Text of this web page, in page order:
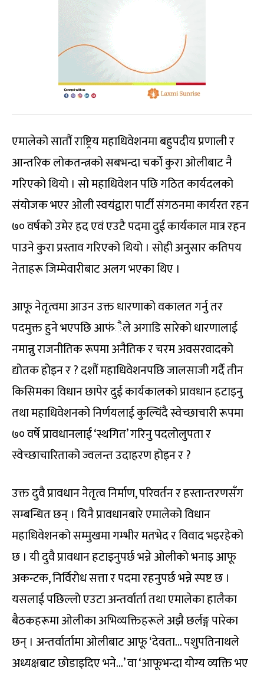
एमालेको सातौं राष्ट्रिय महाधिवेशनमा बहुपदीय प्रणाली र
आन्तरिक लोकतन्त्रको सबभन्दा चर्को कुरा ओलीबाट नै
गरिएको थियो । सो महाधिवेशन पछि गठित कार्यदलको
संयोजक भएर ओली स्वयंद्वारा पार्टी संगठनमा कार्यरत रहन
७० वर्षको उमेर हद एवं एउटै पदमा दुई कार्यकाल मात्र रहन
पाउने कुरा प्रस्ताव गरिएको थियो । सोही अनुसार कतिपय
नेताहरू जिम्मेवारीबाट अलग भएका थिए ।
आफू नेतृत्वमा आउन उक्त धारणाको वकालत गर्नु तर
पदमुक्त हुने भएपछि आफंैले अगाडि सारेको धारणालाई
नमान्नु राजनीतिक रूपमा अनैतिक र चरम अवसरवादको
द्योतक होइन र ? दशौं महाधिवेशनपछि जालसाजी गर्दै तीन
किसिमका विधान छापेर दुई कार्यकालको प्रावधान हटाइनु
तथा महाधिवेशनको निर्णयलाई कुल्चिंदै स्वेच्छाचारी रूपमा
७० वर्षे प्रावधानलाई ‘स्थगित’ गरिनु पदलोलुपता र
स्वेच्छाचारिताको ज्वलन्त उदाहरण होइन र ?
उक्त दुवै प्रावधान नेतृत्व निर्माण, परिवर्तन र हस्तान्तरणसँग
सम्बन्धित छन् । यिनै प्रावधानबारे एमालेको विधान
महाधिवेशनको सम्मुखमा गम्भीर मतभेद र विवाद भइरहेको
छ । यी दुवै प्रावधान हटाइनुपर्छ भन्ने ओलीको भनाइ आफू
अकन्टक, निर्विरोध सत्ता र पदमा रहनुपर्छ भन्ने स्पष्ट छ ।
यसलाई पछिल्लो एउटा अन्तर्वार्ता तथा एमालेका हालैका
बैठकहरूमा ओलीका अभिव्यक्तिहरूले अझै छर्लङ्ग पारेका
छन् । अन्तर्वार्तामा ओलीबाट आफू ‘देवता… पशुपतिनाथले
अध्यक्षबाट छोडाइदिए भने…’ वा ‘आफूभन्दा योग्य व्यक्ति भए